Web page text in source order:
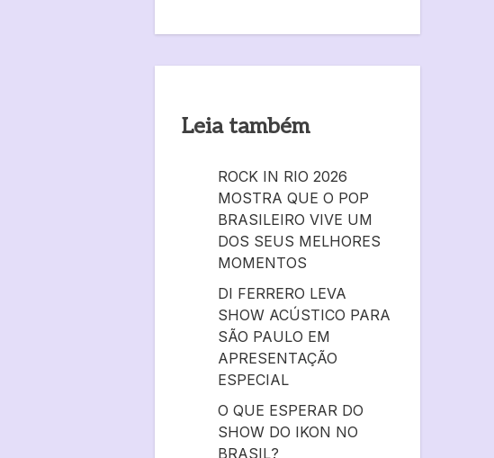
Leia também
ROCK IN RIO 2026
MOSTRA QUE O POP
BRASILEIRO VIVE UM
DOS SEUS MELHORES
MOMENTOS
DI FERRERO LEVA
SHOW ACÚSTICO PARA
SÃO PAULO EM
APRESENTAÇÃO
ESPECIAL
O QUE ESPERAR DO
SHOW DO IKON NO
BRASIL?